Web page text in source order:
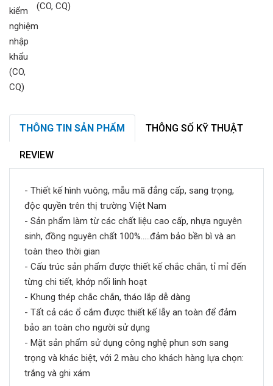
(CO, CQ)
THÔNG TIN SẢN PHẨM THÔNG SỐ KỸ THUẬT
REVIEW
- Thiết kế hình vuông, mẫu mã đẳng cấp, sang trọng,
độc quyền trên thị trường Việt Nam
- Sản phẩm làm từ các chất liệu cao cấp, nhựa nguyên
sinh, đồng nguyên chất 100%.....đảm bảo bền bì và an
toàn theo thời gian
- Cấu trúc sản phẩm được thiết kế chắc chắn, tỉ mỉ đến
từng chi tiết, khớp nối linh hoạt
- Khung thép chắc chắn, tháo lắp dễ dàng
- Tất cả các ổ cắm được thiết kế lẫy an toàn để đảm
bảo an toàn cho người sử dụng
- Mặt sản phẩm sử dụng công nghệ phun sơn sang
trọng và khác biệt, với 2 màu cho khách hàng lựa chọn:
trắng và ghi xám